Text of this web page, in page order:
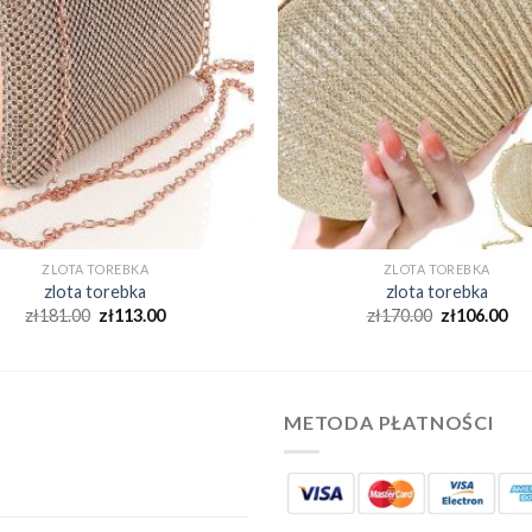
ZLOTA TOREBKA
zlota torebka
zł181.00 zł113.00
ZLOTA TOREBKA
zlota torebka
zł170.00 zł106.00
METODA PŁATNOŚCI